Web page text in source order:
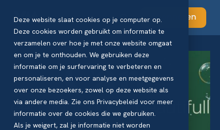
Deze website slaat cookies op je computer op.
Deze cookies worden gebruikt om informatie te
verzamelen over hoe je met onze website omgaat
en om je te onthouden. We gebruiken deze
informatie om je surfervaring te verbeteren en
personaliseren, en voor analyse en meetgegevens
over onze bezoekers, zowel op deze website als
via andere media. Zie ons Privacybeleid voor meer
informatie over de cookies die we gebruiken.
Als je weigert, zal je informatie niet worden
Abonneren